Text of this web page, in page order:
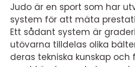
Judo är en sport som har
system för att mäta
Ett sådant system är
utövarna tilldelas olika
deras tekniska kunskap och